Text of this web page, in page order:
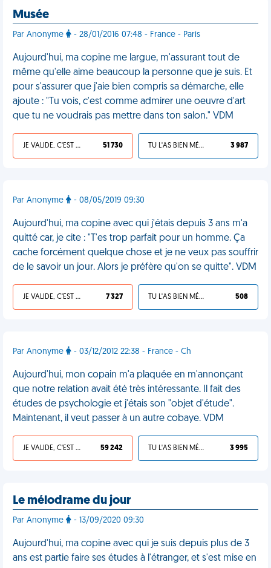
Musée
Par Anonyme - 28/01/2016 07:48 - France - Paris
Aujourd'hui, ma copine me largue, m'assurant tout de
même qu'elle aime beaucoup la personne que je suis. Et
pour s'assurer que j'aie bien compris sa démarche, elle
ajoute : "Tu vois, c'est comme admirer une oeuvre d'art
que tu ne voudrais pas mettre dans ton salon." VDM
JE VALIDE, C'EST UNE VDM 51 730 TU L'AS BIEN MÉRITÉ 3 987
Par Anonyme - 08/05/2019 09:30
Aujourd'hui, ma copine avec qui j'étais depuis 3 ans m'a
quitté car, je cite : "T'es trop parfait pour un homme. Ça
cache forcément quelque chose et je ne veux pas souffrir
de le savoir un jour. Alors je préfère qu'on se quitte". VDM
JE VALIDE, C'EST UNE VDM 7 327 TU L'AS BIEN MÉRITÉ 508
Par Anonyme - 03/12/2012 22:38 - France - Ch
Aujourd'hui, mon copain m'a plaquée en m'annonçant
que notre relation avait été très intéressante. Il fait des
études de psychologie et j'étais son "objet d'étude".
Maintenant, il veut passer à un autre cobaye. VDM
JE VALIDE, C'EST UNE VDM 59 242 TU L'AS BIEN MÉRITÉ 3 995
Le mélodrame du jour
Par Anonyme - 13/09/2020 09:30
Aujourd'hui, ma copine avec qui je suis depuis plus de 3
ans est partie faire ses études à l'étranger, et s'est mise en